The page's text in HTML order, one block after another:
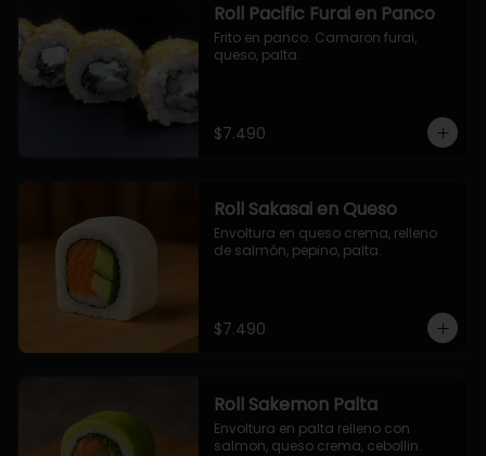
Roll Pacific Furai en Panco
Frito en panco. Camaron furai,
queso, palta.
$7.490
Roll Sakasai en Queso
Envoltura en queso crema, relleno
de salmón, pepino, palta.
$7.490
Roll Sakemon Palta
Envoltura en palta relleno con
salmon, queso crema, cebollin.